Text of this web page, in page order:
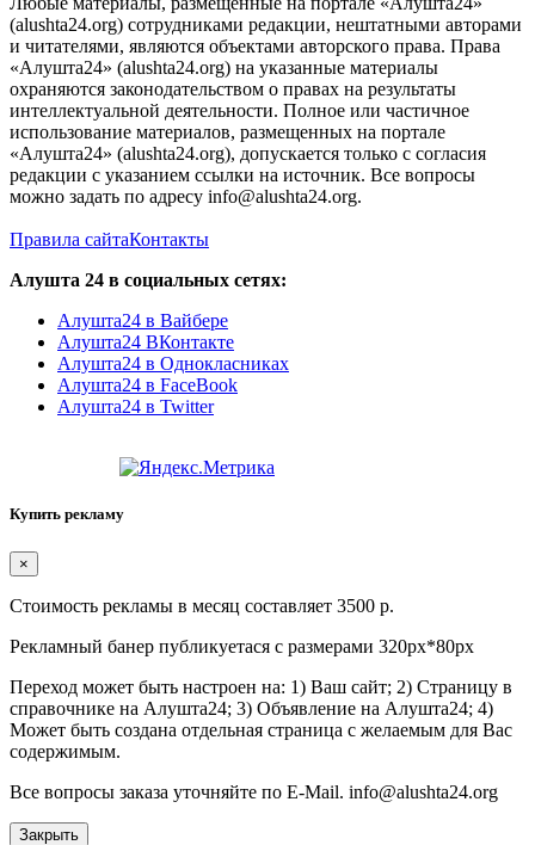
(alushta24.org) сотрудниками редакции, нештатными авторами
и читателями, являются объектами авторского права. Права
«Алушта24» (alushta24.org) на указанные материалы
охраняются законодательством о правах на результаты
интеллектуальной деятельности. Полное или частичное
использование материалов, размещенных на портале
«Алушта24» (alushta24.org), допускается только с согласия
редакции с указанием ссылки на источник. Все вопросы
можно задать по адресу info@alushta24.org.
Правила сайтаКонтакты
Алушта 24 в социальных сетях:
Алушта24 в Вайбере
Алушта24 ВКонтакте
Алушта24 в Однокласниках
Алушта24 в FaceBook
Алушта24 в Twitter
Купить рекламу
×
Стоимость рекламы в месяц составляет 3500 р.
Рекламный банер публикуетася с размерами 320px*80px
Переход может быть настроен на: 1) Ваш сайт; 2) Страницу в
справочнике на Алушта24; 3) Объявление на Алушта24; 4)
Может быть создана отдельная страница с желаемым для Вас
содержимым.
Все вопросы заказа уточняйте по E-Mail. info@alushta24.org
Закрыть